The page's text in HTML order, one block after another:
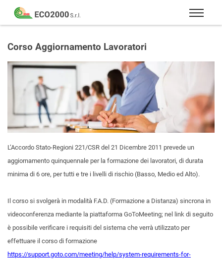
Eco
2000
Formazione
consulenza
per
sicurezza
lavoro
–
81/08
Corso Aggiornamento Lavoratori
L’Accordo Stato-Regioni 221/CSR del 21 Dicembre 2011 prevede un
aggiornamento quinquennale per la formazione dei lavoratori, di durata
minima di 6 ore, per tutti e tre i livelli di rischio (Basso, Medio ed Alto).
Il corso si svolgerà in modalità F.A.D. (Formazione a Distanza) sincrona in
videoconferenza mediante la piattaforma GoToMeeting; nel link di seguito
è possibile verificare i requisiti del sistema che verrà utilizzato per
effettuare il corso di formazione
https://support.goto.com/meeting/help/system-requirements-for-